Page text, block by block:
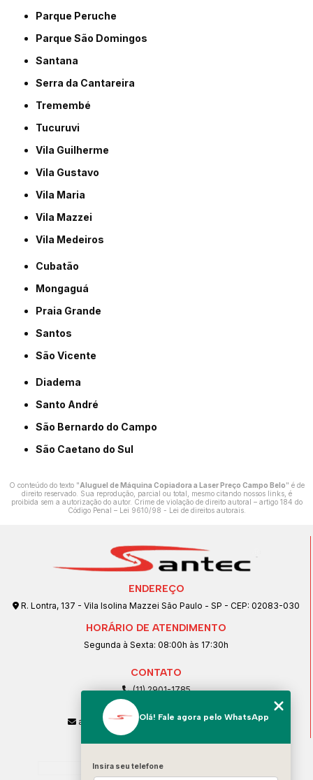
Parque Peruche
Parque São Domingos
Santana
Serra da Cantareira
Tremembé
Tucuruvi
Vila Guilherme
Vila Gustavo
Vila Maria
Vila Mazzei
Vila Medeiros
Cubatão
Mongaguá
Praia Grande
Santos
São Vicente
Diadema
Santo André
São Bernardo do Campo
São Caetano do Sul
O conteúdo do texto "Aluguel de Máquina Copiadora a Laser Preço Campo Belo" é de
direito reservado. Sua reprodução, parcial ou total, mesmo citando nossos links, é
proibida sem a autorização do autor. Crime de violação de direito autoral – artigo 184 do
Código Penal – Lei 9610/98 - Lei de direitos autorais.
ENDEREÇO
R. Lontra, 137 - Vila Isolina Mazzei São Paulo - SP - CEP: 02083-030
HORÁRIO DE ATENDIMENTO
Segunda à Sexta: 08:00h às 17:30h
CONTATO
(11) 2901-1785
(11) 99239-1832
atendimento@santeccopiadoras.com.br
Home
Olá! Fale agora pelo WhatsApp
Insira seu telefone